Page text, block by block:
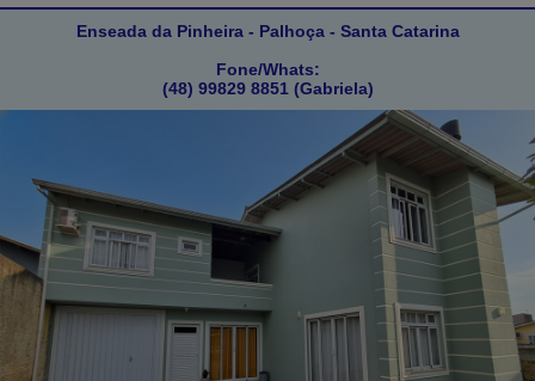
Enseada da Pinheira - Palhoça - Santa Catarina
Fone/Whats:
(48) 99829 8851 (Gabriela)